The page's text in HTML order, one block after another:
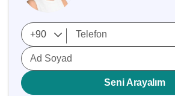
Ad Soyad
Seni Arayalım